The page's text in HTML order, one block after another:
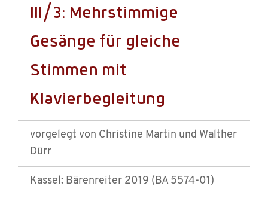
III/3: Mehrstimmige
Gesänge für gleiche
Stimmen mit
Klavierbegleitung
vorgelegt von Christine Martin und Walther
Dürr
Kassel: Bärenreiter 2019 (BA 5574-01)